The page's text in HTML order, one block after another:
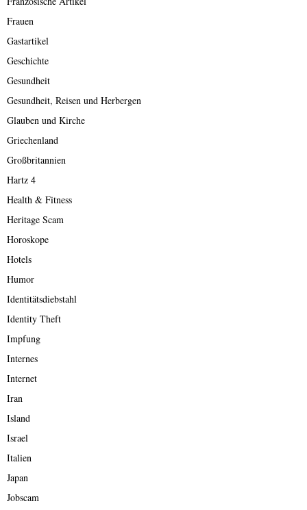
Frauen
Gastartikel
Geschichte
Gesundheit
Gesundheit, Reisen und Herbergen
Glauben und Kirche
Griechenland
Großbritannien
Hartz 4
Health & Fitness
Heritage Scam
Horoskope
Hotels
Humor
Identitätsdiebstahl
Identity Theft
Impfung
Internes
Internet
Iran
Island
Israel
Italien
Japan
Jobscam